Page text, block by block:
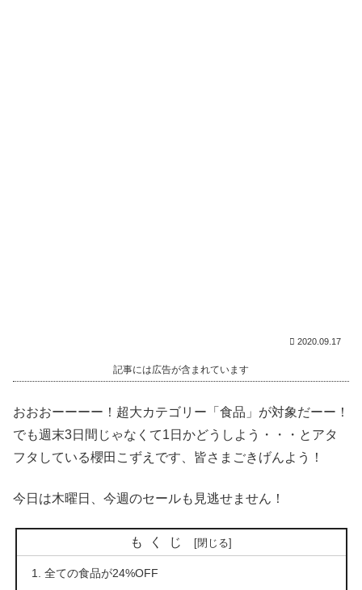
2020.09.17
記事には広告が含まれています
おおおーーーー！超大カテゴリー「食品」が対象だーー！
でも週末3日間じゃなくて1日かどうしよう・・・とアタ
フタしている櫻田こずえです、皆さまごきげんよう！
今日は木曜日、今週のセールも見逃せません！
もくじ
全ての食品が24%OFF